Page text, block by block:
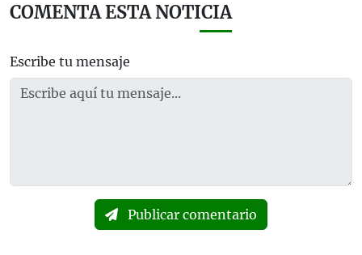
COMENTA ESTA NOTICIA
Escribe tu mensaje
Publicar comentario